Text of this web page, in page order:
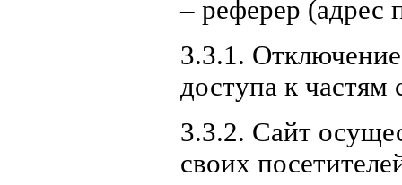
– реферер
3.3.1.
доступа к
3.3.2. Сайт
своих